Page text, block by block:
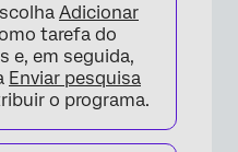
Adicionar
tarefa do
e, em seguida,
Enviar pesquisa
o programa.